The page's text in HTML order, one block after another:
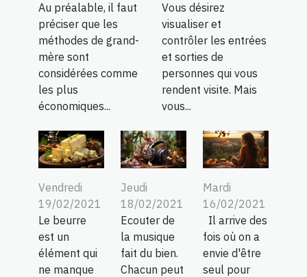
Au préalable, il faut
préciser que les
méthodes de grand-
mère sont
considérées comme
les plus
économiques...
Vous désirez
visualiser et
contrôler les entrées
et sorties de
personnes qui vous
rendent visite. Mais
vous...
Vendredi
19/02/2021
Le beurre
est un
élément qui
ne manque
Jeudi
18/02/2021
Ecouter de
la musique
fait du bien.
Chacun peut
Mardi
16/02/2021
Il arrive des
fois où on a
envie d'être
seul pour